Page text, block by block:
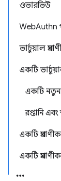
ওভারভিউ
WebAuthn
ভার্চুয়াল
একটি
একটি নতুন
রপ্তানি
একটি
একটি